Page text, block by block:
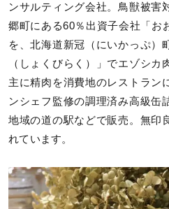
ンサルティング会社。鳥獣被害
郷町にある60％出資子会社「お
を、北海道新冠（にいかっぷ）
（しょくびらく）」でエゾシカ
主に精肉を消費地のレストラン
ンシェフ監修の調理済み高級缶
地域の道の駅などで販売。無印
れています。